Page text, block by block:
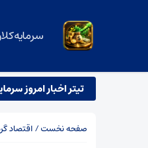
سرمایه
تیتر اخبار امروز
تیم مشترک نظارتی سازمان
صفحه نخست/ اقتصاد